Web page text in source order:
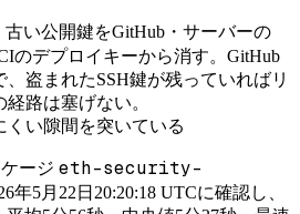
い公開鍵をGitHub・サーバーの
CIのデプロイキーから消す。GitHub
、盗まれたSSH鍵が残っていればリ
路は塞げない。
くい隙間を突いている
ージ eth-security-
年5月22日20:20:18 UTCに確認し、